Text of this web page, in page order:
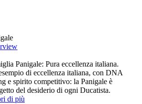
Panigale: Pura eccellenza italiana.
di eccellenza italiana, con DNA
e spirito competitivo: la Panigale è
del desiderio di ogni Ducatista.
di più